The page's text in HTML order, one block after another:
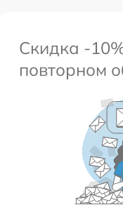
Скидка -
повторном